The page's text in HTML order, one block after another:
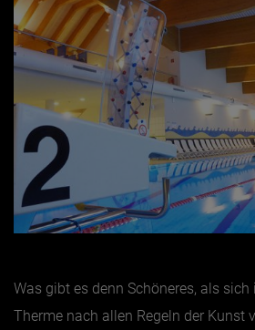
Was gibt es denn Schöneres, als
Therme nach allen Regeln der Kunst